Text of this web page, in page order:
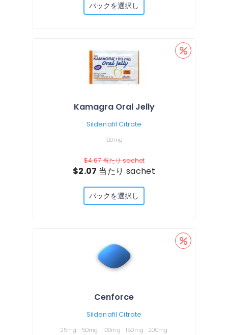
パックを選択し
Kamagra Oral Jelly
Sildenafil Citrate
100mg
$4.67当たり sachet
$2.07 当たり sachet
パックを選択し
Cenforce
Sildenafil Citrate
25mg 50mg 100mg 150mg 200mg